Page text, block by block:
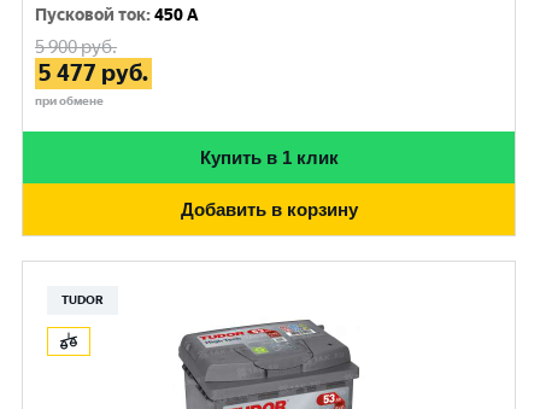
Пусковой ток:450 A
5 900руб.
5 477 руб.
при обмене
Купить в 1 клик
Добавить в корзину
TUDOR